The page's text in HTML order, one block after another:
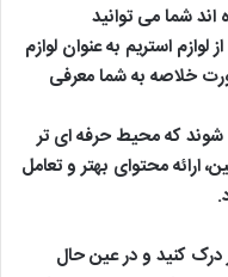
اند شما می توانید
لوازم استریم به عنوان لوازم
خلاصه به شما معرفی
شوند که محیط حرفه ای تر
محتوای بهتر و تعامل
درک کنید و در عین حال